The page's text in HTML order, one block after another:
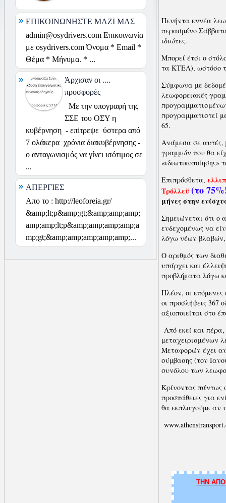
Πενήντα εννέα
περασμένο
ιδιώτες.
Μπορεί έτσι ο
τα ΚΤΕΛ), ωστόσο
Σύμφωνα με
λεωφορειακές
προγραμματιστεί
65.
Ανάμεσα σε αυτές,
γραμμών που θα
Επιπρόσθετα,
Tρόλλεϋ(το
μήνες στην
Σημειώνεται ότι ο
ενδεχομένως να
λόγω νέων
Ο αριθμός των
υπάρχει και
προβλήματα λόγω
Πλέον, οι επόμενες
οι προσλήψεις
αξιοποιείται στο
Από εκεί και
μεταχειρισμένων
Μεταφορών έχει
σύμβασης (τον
συνόλου των
Κρίνοντας πάντως
προσπάθειες για
θα εκπλαγούμε αν
ΤΗΝ
ΕΠΙΚΟΙΝΩΝΗΣΤΕ ΜΑΖΙ ΜΑΣ
admin@osydrivers.com Επικοινωνία
με osydrivers.com Όνομα * Email *
Θέμα * Μήνυμα. * ...
Άρχισαν οι ....
προσφορές
Με την υπογραφή της
ΣΣΕ του ΟΣΥ η
κυβέρνηση - επiτρεψε ύστερα από
7 ολάκερα χρόνια διακυβέρνησης -
ο ανταγωνισμός να γίνει ισότιμος σε
...
ΑΠΕΡΓΙΕΣ
Απο το : http://leoforeia.gr/
&amp;lt;p&amp;gt;&amp;amp;amp;
amp;amp;lt;p&amp;amp;amp;amp;a
mp;gt;&amp;amp;amp;amp;amp;...